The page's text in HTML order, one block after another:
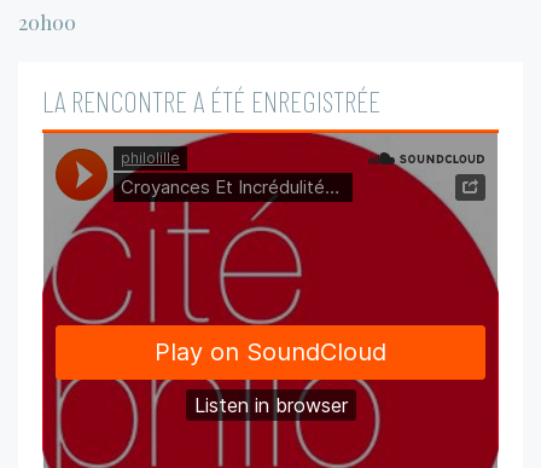
20h00
LA RENCONTRE A ÉTÉ ENREGISTRÉE